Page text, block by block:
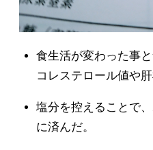
食生活が変わった事
コレステロール値や
塩分を控えることで
に済んだ。